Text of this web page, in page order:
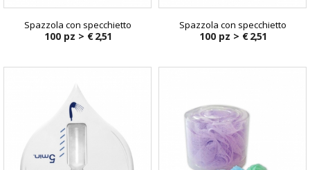
Spazzola con specchietto
100 pz > € 2,51
Spazzola con specchietto
100 pz > € 2,51